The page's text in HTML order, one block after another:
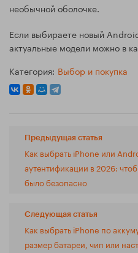
необычной оболочке.
Если выбираете новый
актуальные модели можно в
Категория: Выбор и покупка
Предыдущая статья
Как выбрать iPhone или
аутентификации в 2026:
было безопасно
Следующая статья
Как выбрать iPhone по
размер батареи, чип или